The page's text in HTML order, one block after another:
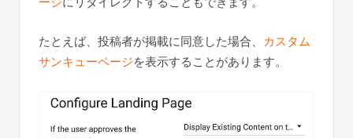
たとえば、投稿者が掲載に同意した場合、 カスタム
サンキューページを表示することがあります。